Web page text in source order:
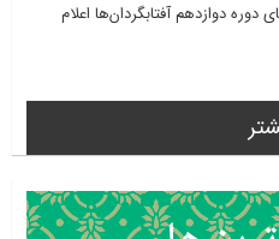
دوره دوازدهم آفتابگردان‌ها اعلام